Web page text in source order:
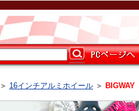
＞ 16インチアルミホイール ＞ BIGWAY